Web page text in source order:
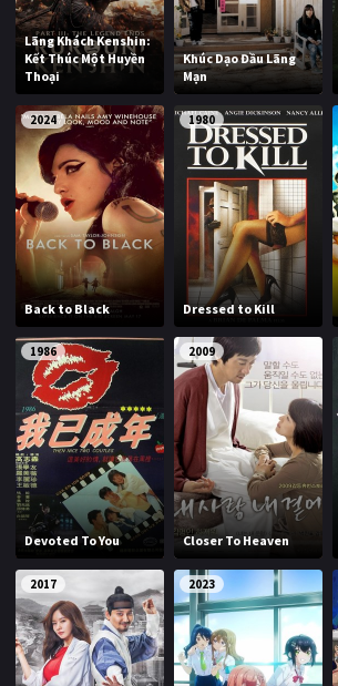
Lãng Khách Kenshin:
Kết Thúc Một Huyền
Thoại
Khúc Dạo Đầu Lãng
Mạn
2024
Back to Black
1980
Dressed to Kill
1986
Devoted To You
2009
Closer To Heaven
2017 2023